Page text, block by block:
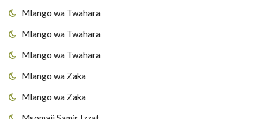
Mlango wa Twahara
Mlango wa Twahara
Mlango wa Twahara
Mlango wa Zaka
Mlango wa Zaka